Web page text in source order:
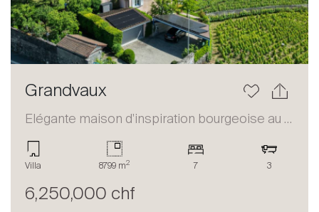
Grandvaux
Elégante maison d'inspiration bourgeoise au coeur du Lavaux
Villa 8799 m2 7 3
6,250,000 chf